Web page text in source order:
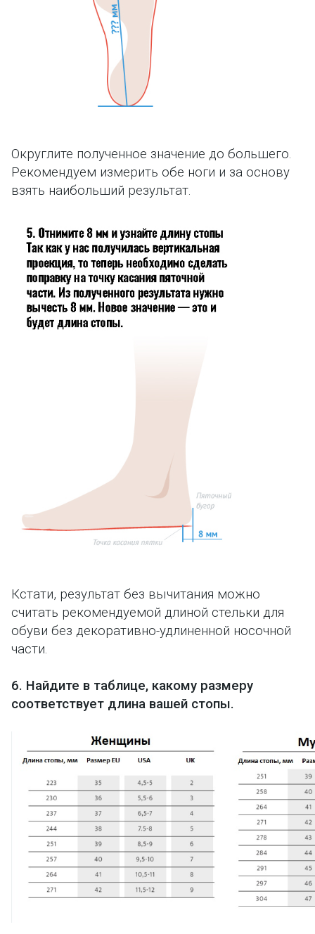
Округлите полученное значение до большего.
Рекомендуем измерить обе ноги и за основу
взять наибольший результат.
Кстати, результат без вычитания можно
считать рекомендуемой длиной стельки для
обуви без декоративно-удлиненной носочной
части.
6. Найдите в таблице, какому размеру
соответствует длина вашей стопы.